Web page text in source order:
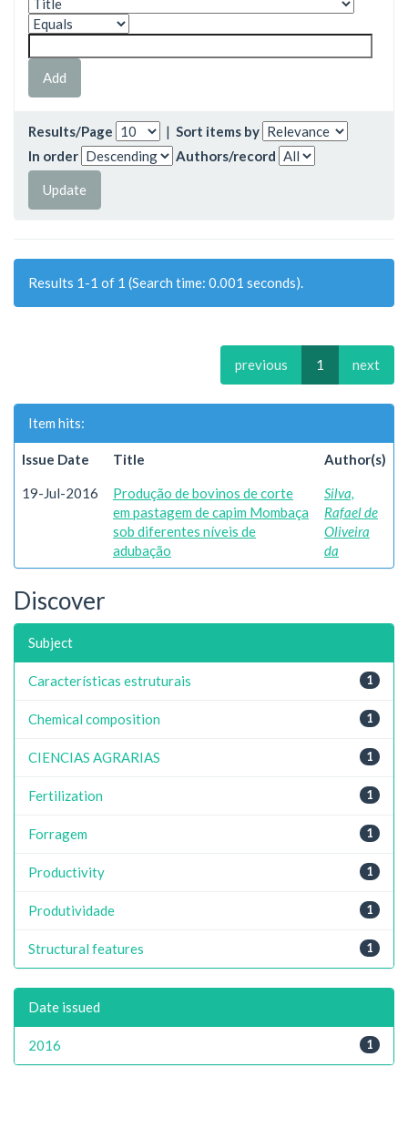
Results/Page | Sort items by
In order
Authors/record
Results 1-1 of 1 (Search time: 0.001 seconds).
previous 1 next
Item hits:
Issue Date Title Author(s)
19-Jul-2016
Produção de bovinos de corte
em pastagem de capim Mombaça
sob diferentes níveis de
adubação
Silva,
Rafael de
Oliveira
da
Discover
Subject
1
Características estruturais
1
Chemical composition
1
CIENCIAS AGRARIAS
1
Fertilization
1
Forragem
1
Productivity
1
Produtividade
1
Structural features
Date issued
1
2016